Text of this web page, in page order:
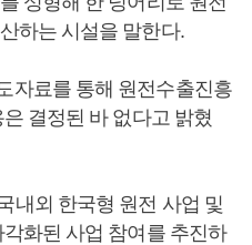
하는 시설을 말한다.
자료를 통해 원전수출진흥
결정된 바 없다고 밝혔
내외 한국형 원전 사업 및
화된 사업 참여를 추진하